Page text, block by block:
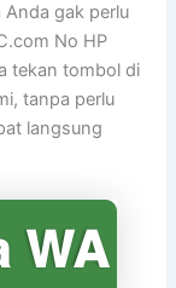
gak perlu
No HP
tekan tombol di
tanpa perlu
langsung